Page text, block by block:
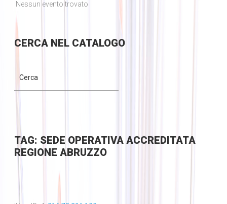
Nessun evento trovato
CERCANEL CATALOGO
TAG: SEDE OPERATIVA ACCREDITATA
REGIONE ABRUZZO